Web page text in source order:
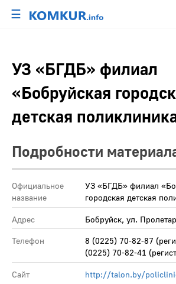
☰
УЗ «БГДБ» филиал
«Бобруйская
детская
Подробности
Официальное
название
УЗ «БГДБ» филиал
городская детская
Адрес Бобруйск, ул.
Телефон
8 (0225) 70-82-87
(0225) 70-82-41
Сайт http://talon.by/